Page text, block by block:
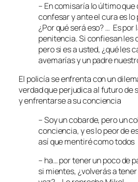
– En comisaría lo último que
confesar y ante el cura es lo
¿Por qué será eso? … Es por
penitencia. Si confiesan les
pero si es a usted, ¿qué les
avemarías y un padre
El policía se enfrenta con un
verdad que perjudica al futuro de
y enfrentarse a su conciencia
– Soy un cobarde, pero un
conciencia, y es lo peor de
así que mentiré como todos
– ha… por tener un poco de
si mientes, ¿volverás a